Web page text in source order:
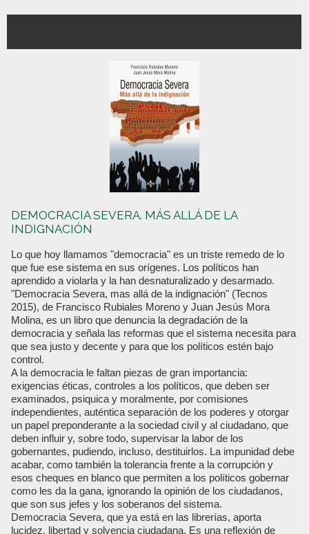
DEMOCRACIA SEVERA. MÁS ALLÁ DE LA
INDIGNACIÓN
Lo que hoy llamamos "democracia" es un triste remedo de lo
que fue ese sistema en sus orígenes. Los políticos han
aprendido a violarla y la han desnaturalizado y desarmado.
"Democracia Severa, mas allá de la indignación" (Tecnos
2015), de Francisco Rubiales Moreno y Juan Jesús Mora
Molina, es un libro que denuncia la degradación de la
democracia y señala las reformas que el sistema necesita para
que sea justo y decente y para que los políticos estén bajo
control.
A la democracia le faltan piezas de gran importancia:
exigencias éticas, controles a los políticos, que deben ser
examinados, psiquica y moralmente, por comisiones
independientes, auténtica separación de los poderes y otorgar
un papel preponderante a la sociedad civil y al ciudadano, que
deben influir y, sobre todo, supervisar la labor de los
gobernantes, pudiendo, incluso, destituirlos. La impunidad debe
acabar, como también la tolerancia frente a la corrupción y
esos cheques en blanco que permiten a los políticos gobernar
como les da la gana, ignorando la opinión de los ciudadanos,
que son sus jefes y los soberanos del sistema.
Democracia Severa, que ya está en las librerías, aporta
lucidez, libertad y solvencia ciudadana. Es una reflexión de